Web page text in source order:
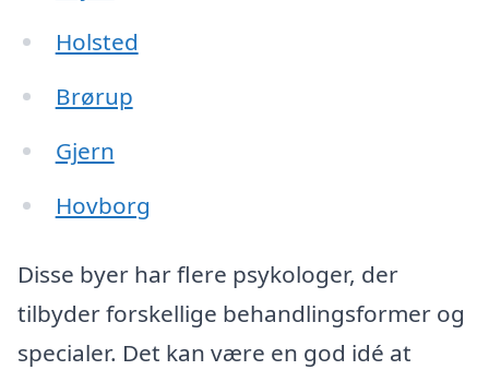
Holsted
Brørup
Gjern
Hovborg
Disse byer har flere psykologer, der
tilbyder forskellige behandlingsformer og
specialer. Det kan være en god idé at